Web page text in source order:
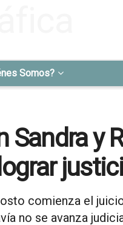
Somos?
Sandra y
comienza el
no se avanza